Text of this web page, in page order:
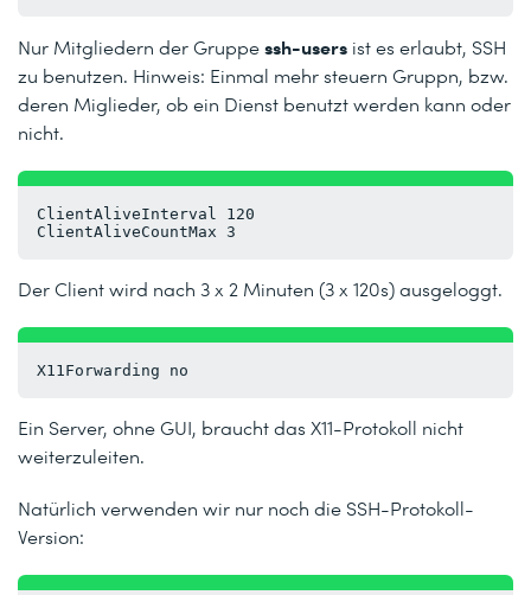
Nur Mitgliedern der Gruppessh-users ist es erlaubt, SSH
zu benutzen. Hinweis: Einmal mehr steuern Gruppn, bzw.
deren Miglieder, ob ein Dienst benutzt werden kann oder
nicht.
ClientAliveInterval 120
ClientAliveCountMax 3
Der Client wird nach 3 x 2 Minuten (3 x 120s) ausgeloggt.
X11Forwarding no
Ein Server, ohne GUI, braucht das X11-Protokoll nicht
weiterzuleiten.
Natürlich verwenden wir nur noch die SSH-Protokoll-
Version: